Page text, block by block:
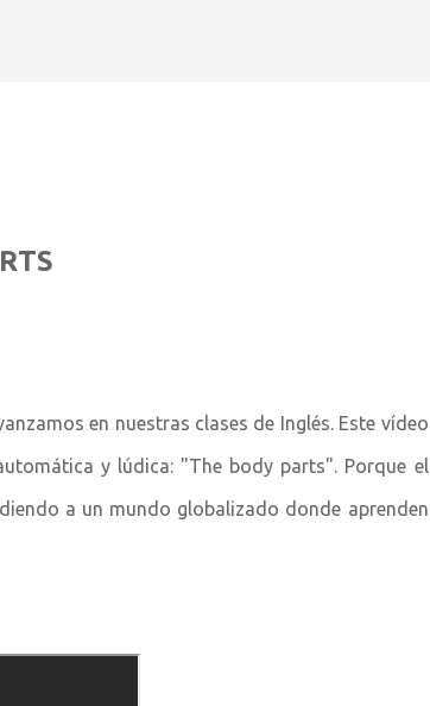
en nuestras clases de Inglés. Este vídeo
y lúdica: "The body parts". Porque el
a un mundo globalizado donde aprenden